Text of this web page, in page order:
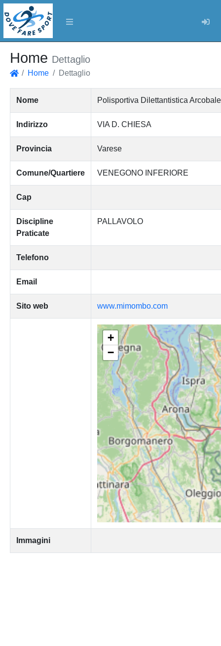
Home Dettaglio
Home Dettaglio
Nome Polisportiva Dilettantistica
Indirizzo VIA D. CHIESA
Provincia Varese
Comune/Quartiere VENEGONO INFERIORE
Cap
Discipline
Praticate
PALLAVOLO
Telefono
Email
Sito web www.mimombo.com
+
−
Immagini